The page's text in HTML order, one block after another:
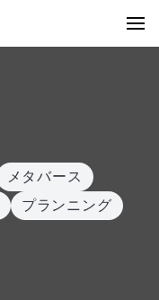
メタバース
プランニング